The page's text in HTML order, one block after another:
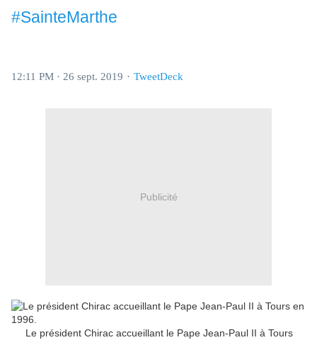
#SainteMarthe
12:11 PM · 26 sept. 2019 · TweetDeck
Publicité
Le président Chirac accueillant le Pape Jean-Paul II à Tours